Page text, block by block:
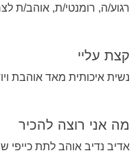
רגוע/ה, רומנטי/ת, אוהב/ת
קצת עליי
נשית איכותית מאד אוהבת
מה אני רוצה להכיר
אדיב נדיב אוהב לתת כייפי